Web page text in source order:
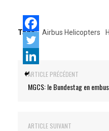
Tags: Airbus Helicopters
ARTICLE PRÉCÉDENT
MGCS: le Bundestag en
ARTICLE SUIVANT